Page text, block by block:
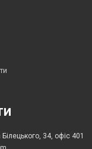
34, офіс 401